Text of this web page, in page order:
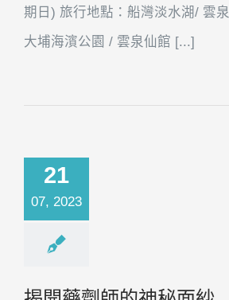
期日) 旅行地點：船灣淡水湖/ 雲
大埔海濱公園 / 雲泉仙館 [...]
21
07, 2023